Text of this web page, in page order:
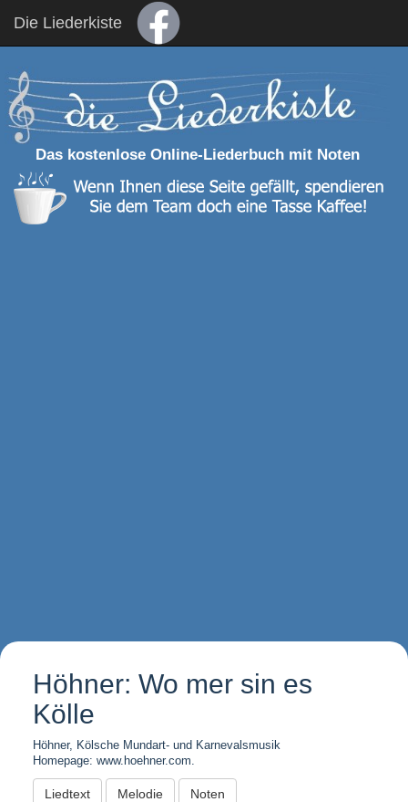
Die Liederkiste
Das kostenlose Online-Liederbuch mit Noten
Höhner: Wo mer sin es
Kölle
Höhner, Kölsche Mundart- und Karnevalsmusik
Homepage: www.hoehner.com.
Liedtext Melodie Noten